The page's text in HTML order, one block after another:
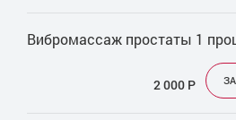
Вибромассаж простаты 1
2 000 Р